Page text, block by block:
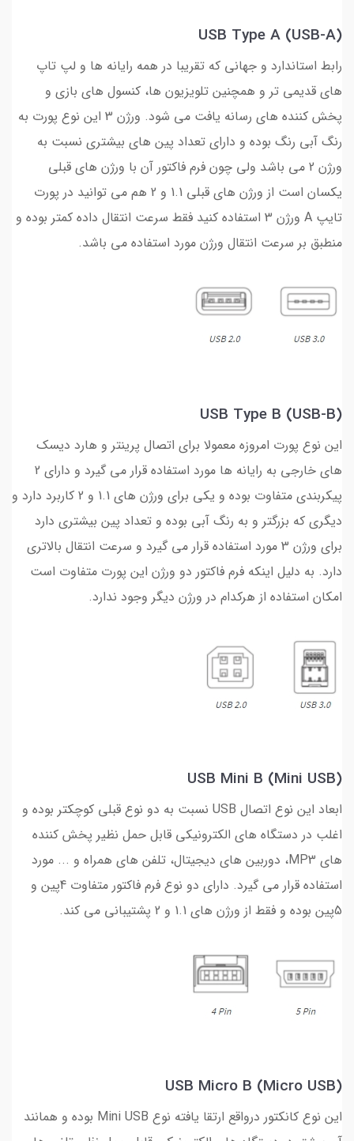
USB Type A (USB-A)
رابط استاندارد و جهانی که تقریبا در همه رایانه ها و لپ تاپ
های قدیمی تر و همچنین تلویزیون ها، کنسول های بازی و
پخش کننده های رسانه یافت می شود. ورژن 3 این نوع پورت به
رنگ آبی رنگ بوده و دارای تعداد پین های بیشتری نسبت به
ورژن 2 می باشد ولی چون فرم فاکتور آن با ورژن های قبلی
یکسان است از ورژن های قبلی 1.1 و 2 هم می توانید در پورت
تایپ A ورژن 3 استفاده کنید فقط سرعت انتقال داده کمتر بوده و
منطبق بر سرعت انتقال ورژن مورد استفاده می باشد.
USB Type B (USB-B)
این نوع پورت امروزه معمولا برای اتصال پرینتر و هارد دیسک
های خارجی به رایانه ها مورد استفاده قرار می گیرد و دارای 2
پیکربندی متفاوت بوده و یکی برای ورژن های 1.1 و 2 کاربرد دارد و
دیگری که بزرگتر و به رنگ آبی بوده و تعداد پین بیشتری دارد
برای ورژن 3 مورد استفاده قرار می گیرد و سرعت انتقال بالاتری
دارد. به دلیل اینکه فرم فاکتور دو ورژن این پورت متفاوت است
امکان استفاده از هرکدام در ورژن دیگر وجود ندارد.
USB Mini B (Mini USB)
ابعاد این نوع اتصال USB نسبت به دو نوع قبلی کوچکتر بوده و
اغلب در دستگاه های الکترونیکی قابل حمل نظیر پخش کننده
های MP3، دوربین های دیجیتال، تلفن های همراه و ... مورد
استفاده قرار می گیرد. دارای دو نوع فرم فاکتور متفاوت 4پین و
5پین بوده و فقط از ورژن های 1.1 و 2 پشتیبانی می کند.
USB Micro B (Micro USB)
این نوع کانکتور درواقع ارتقا یافته نوع Mini USB بوده و همانند